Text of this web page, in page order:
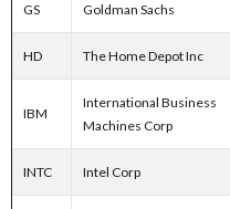
GS Goldman Sachs
HD The Home Depot Inc
IBM
International Business
Machines Corp
INTC Intel Corp